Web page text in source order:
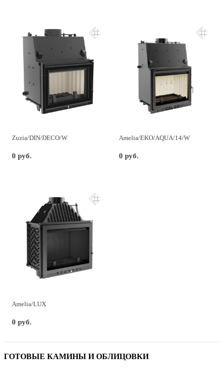
Zuzia/DIN/DECO/W
0 руб.
Amelia/EKO/AQUA/14/W
0 руб.
Amelia/LUX
0 руб.
ГОТОВЫЕ КАМИНЫ И ОБЛИЦОВКИ